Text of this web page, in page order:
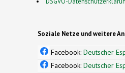
Soziale Netze und weitere
Facebook: Deutscher
Facebook: Deutscher